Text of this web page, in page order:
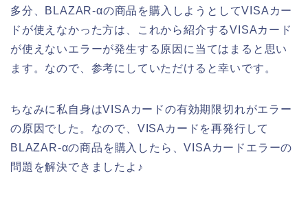
多分、BLAZAR-αの商品を購入しようとしてVISAカー
ドが使えなかった方は、これから紹介するVISAカード
が使えないエラーが発生する原因に当てはまると思い
ます。なので、参考にしていただけると幸いです。
ちなみに私自身はVISAカードの有効期限切れがエラー
の原因でした。なので、VISAカードを再発行して
BLAZAR-αの商品を購入したら、VISAカードエラーの
問題を解決できましたよ♪